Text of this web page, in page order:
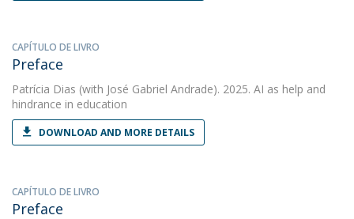
CAPÍTULO DE LIVRO
Preface
Patrícia Dias (with José Gabriel Andrade). 2025. AI as help and
hindrance in education
DOWNLOAD AND MORE DETAILS
CAPÍTULO DE LIVRO
Preface